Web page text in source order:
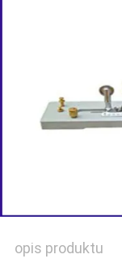
opis produktu